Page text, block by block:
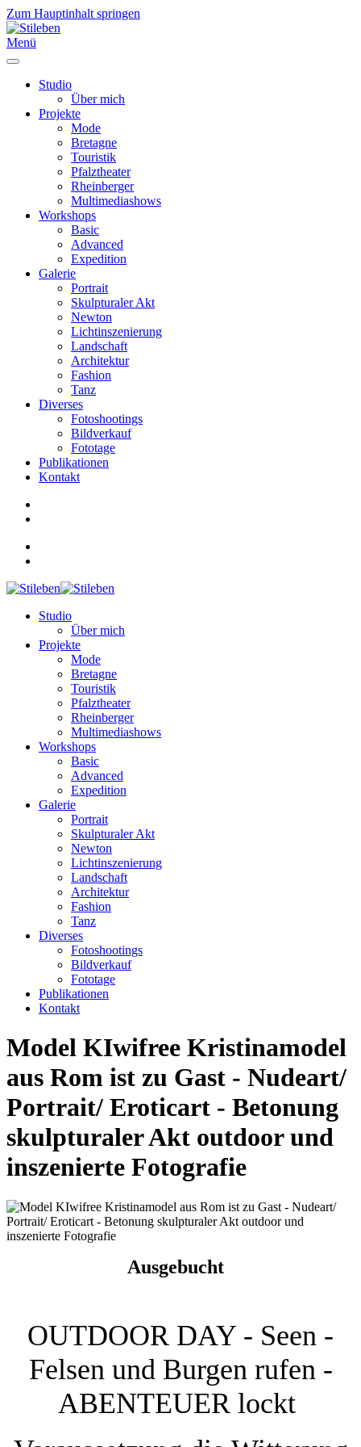
Zum Hauptinhalt springen
Menü
Studio
Über mich
Projekte
Mode
Bretagne
Touristik
Pfalztheater
Rheinberger
Multimediashows
Workshops
Basic
Advanced
Expedition
Galerie
Portrait
Skulpturaler Akt
Newton
Lichtinszenierung
Landschaft
Architektur
Fashion
Tanz
Diverses
Fotoshootings
Bildverkauf
Fototage
Publikationen
Kontakt
Studio
Über mich
Projekte
Mode
Bretagne
Touristik
Pfalztheater
Rheinberger
Multimediashows
Workshops
Basic
Advanced
Expedition
Galerie
Portrait
Skulpturaler Akt
Newton
Lichtinszenierung
Landschaft
Architektur
Fashion
Tanz
Diverses
Fotoshootings
Bildverkauf
Fototage
Publikationen
Kontakt
Model KIwifree Kristinamodel
aus Rom ist zu Gast - Nudeart/
Portrait/ Eroticart - Betonung
skulpturaler Akt outdoor und
inszenierte Fotografie
Ausgebucht
OUTDOOR DAY - Seen -
Felsen und Burgen rufen -
ABENTEUER lockt